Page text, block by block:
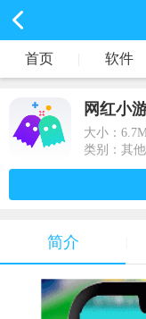
首页 软件
网红小
大小：
类别：其
简介